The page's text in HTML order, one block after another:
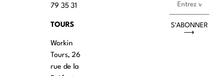
79 35 31
TOURS
Workin
Tours, 26
rue de la
S'ABONNER
⟶